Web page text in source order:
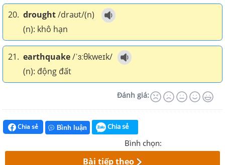
20. drought/draʊt/(n)
(n): khô hạn
21. earthquake/ˈɜːθkweɪk/
(n): động đất
Đánh giá:
Chia sẻ Bình luận Chia sẻ
Bình chọn:
Bài tiếp theo